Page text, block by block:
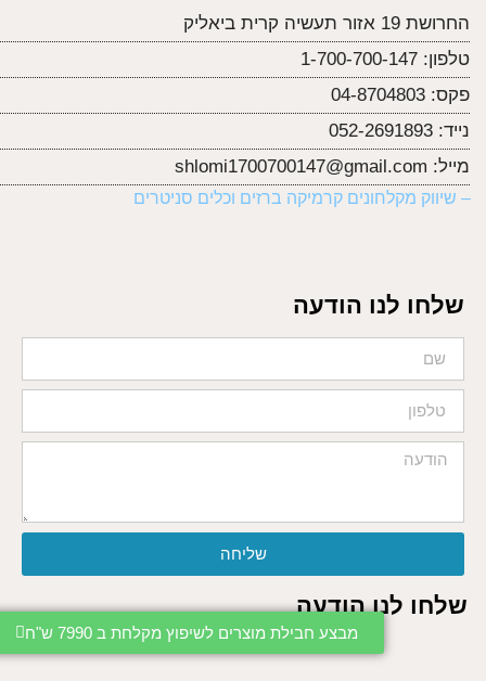
מבצע חבילת מוצרים לשיפוץ מקלחת ב 7990 ש"ח
החרושת 19 אזור תעשיה קרית ביאליק
טלפון: 1-700-700-147
פקס: 04-8704803
נייד: 052-2691893
מייל: shlomi1700700147@gmail.com
– שיווק מקלחונים קרמיקה ברזים וכלים סניטרים
שלחו לנו הודעה
שליחה
שלחו לנו הודעה